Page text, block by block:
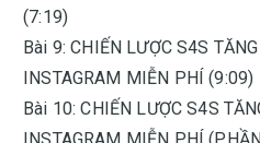
(7:19)
Bài 9: CHIẾN LƯỢC S4S
INSTAGRAM MIỄN PHÍ (9:09)
Bài 10: CHIẾN LƯỢC S4S